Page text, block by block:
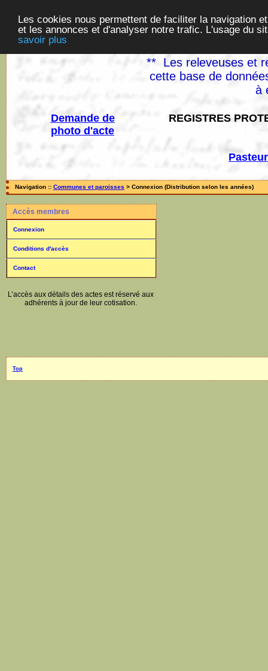
Les cookies nous permettent de faciliter la navigation
et les annonces et d'analyser notre trafic. L'usage du
savoir plus
** Les releveuses et
cette base de
à
Demande de
photo d'acte
REGISTRES
Navigation :: Communes et paroisses > Connexion (Distribution selon les années)
Accès membres
Connexion
Conditions d'accès
Contact
L’accès aux détails des actes est réservé aux
adhérents à jour de leur cotisation.
Top